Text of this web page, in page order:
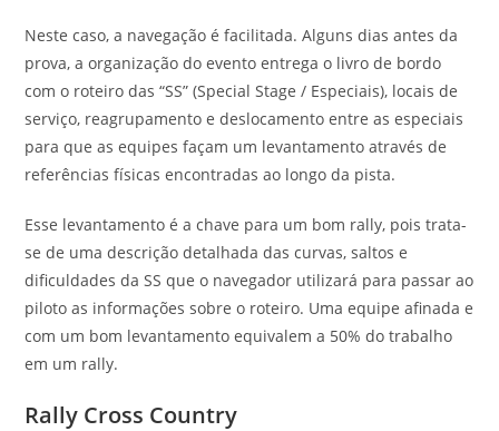
Neste caso, a navegação é facilitada. Alguns dias antes da
prova, a organização do evento entrega o livro de bordo
com o roteiro das “SS” (Special Stage / Especiais), locais de
serviço, reagrupamento e deslocamento entre as especiais
para que as equipes façam um levantamento através de
referências físicas encontradas ao longo da pista.
Esse levantamento é a chave para um bom rally, pois trata-
se de uma descrição detalhada das curvas, saltos e
dificuldades da SS que o navegador utilizará para passar ao
piloto as informações sobre o roteiro. Uma equipe afinada e
com um bom levantamento equivalem a 50% do trabalho
em um rally.
Rally Cross Country